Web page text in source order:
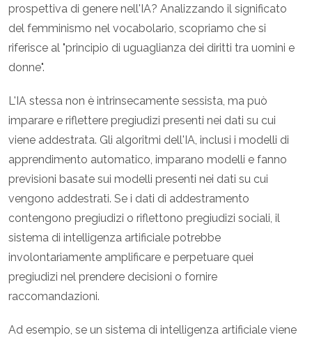
prospettiva di genere nell'IA? Analizzando il significato
del femminismo nel vocabolario, scopriamo che si
riferisce al "principio di uguaglianza dei diritti tra uomini e
donne".
L'IA stessa non è intrinsecamente sessista, ma può
imparare e riflettere pregiudizi presenti nei dati su cui
viene addestrata. Gli algoritmi dell'IA, inclusi i modelli di
apprendimento automatico, imparano modelli e fanno
previsioni basate sui modelli presenti nei dati su cui
vengono addestrati. Se i dati di addestramento
contengono pregiudizi o riflettono pregiudizi sociali, il
sistema di intelligenza artificiale potrebbe
involontariamente amplificare e perpetuare quei
pregiudizi nel prendere decisioni o fornire
raccomandazioni.
Ad esempio, se un sistema di intelligenza artificiale viene